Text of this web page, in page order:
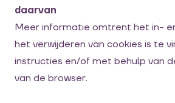
daarvan
Meer informatie omtrent het in-
het verwijderen van cookies is te
instructies en/of met behulp van
van de browser.